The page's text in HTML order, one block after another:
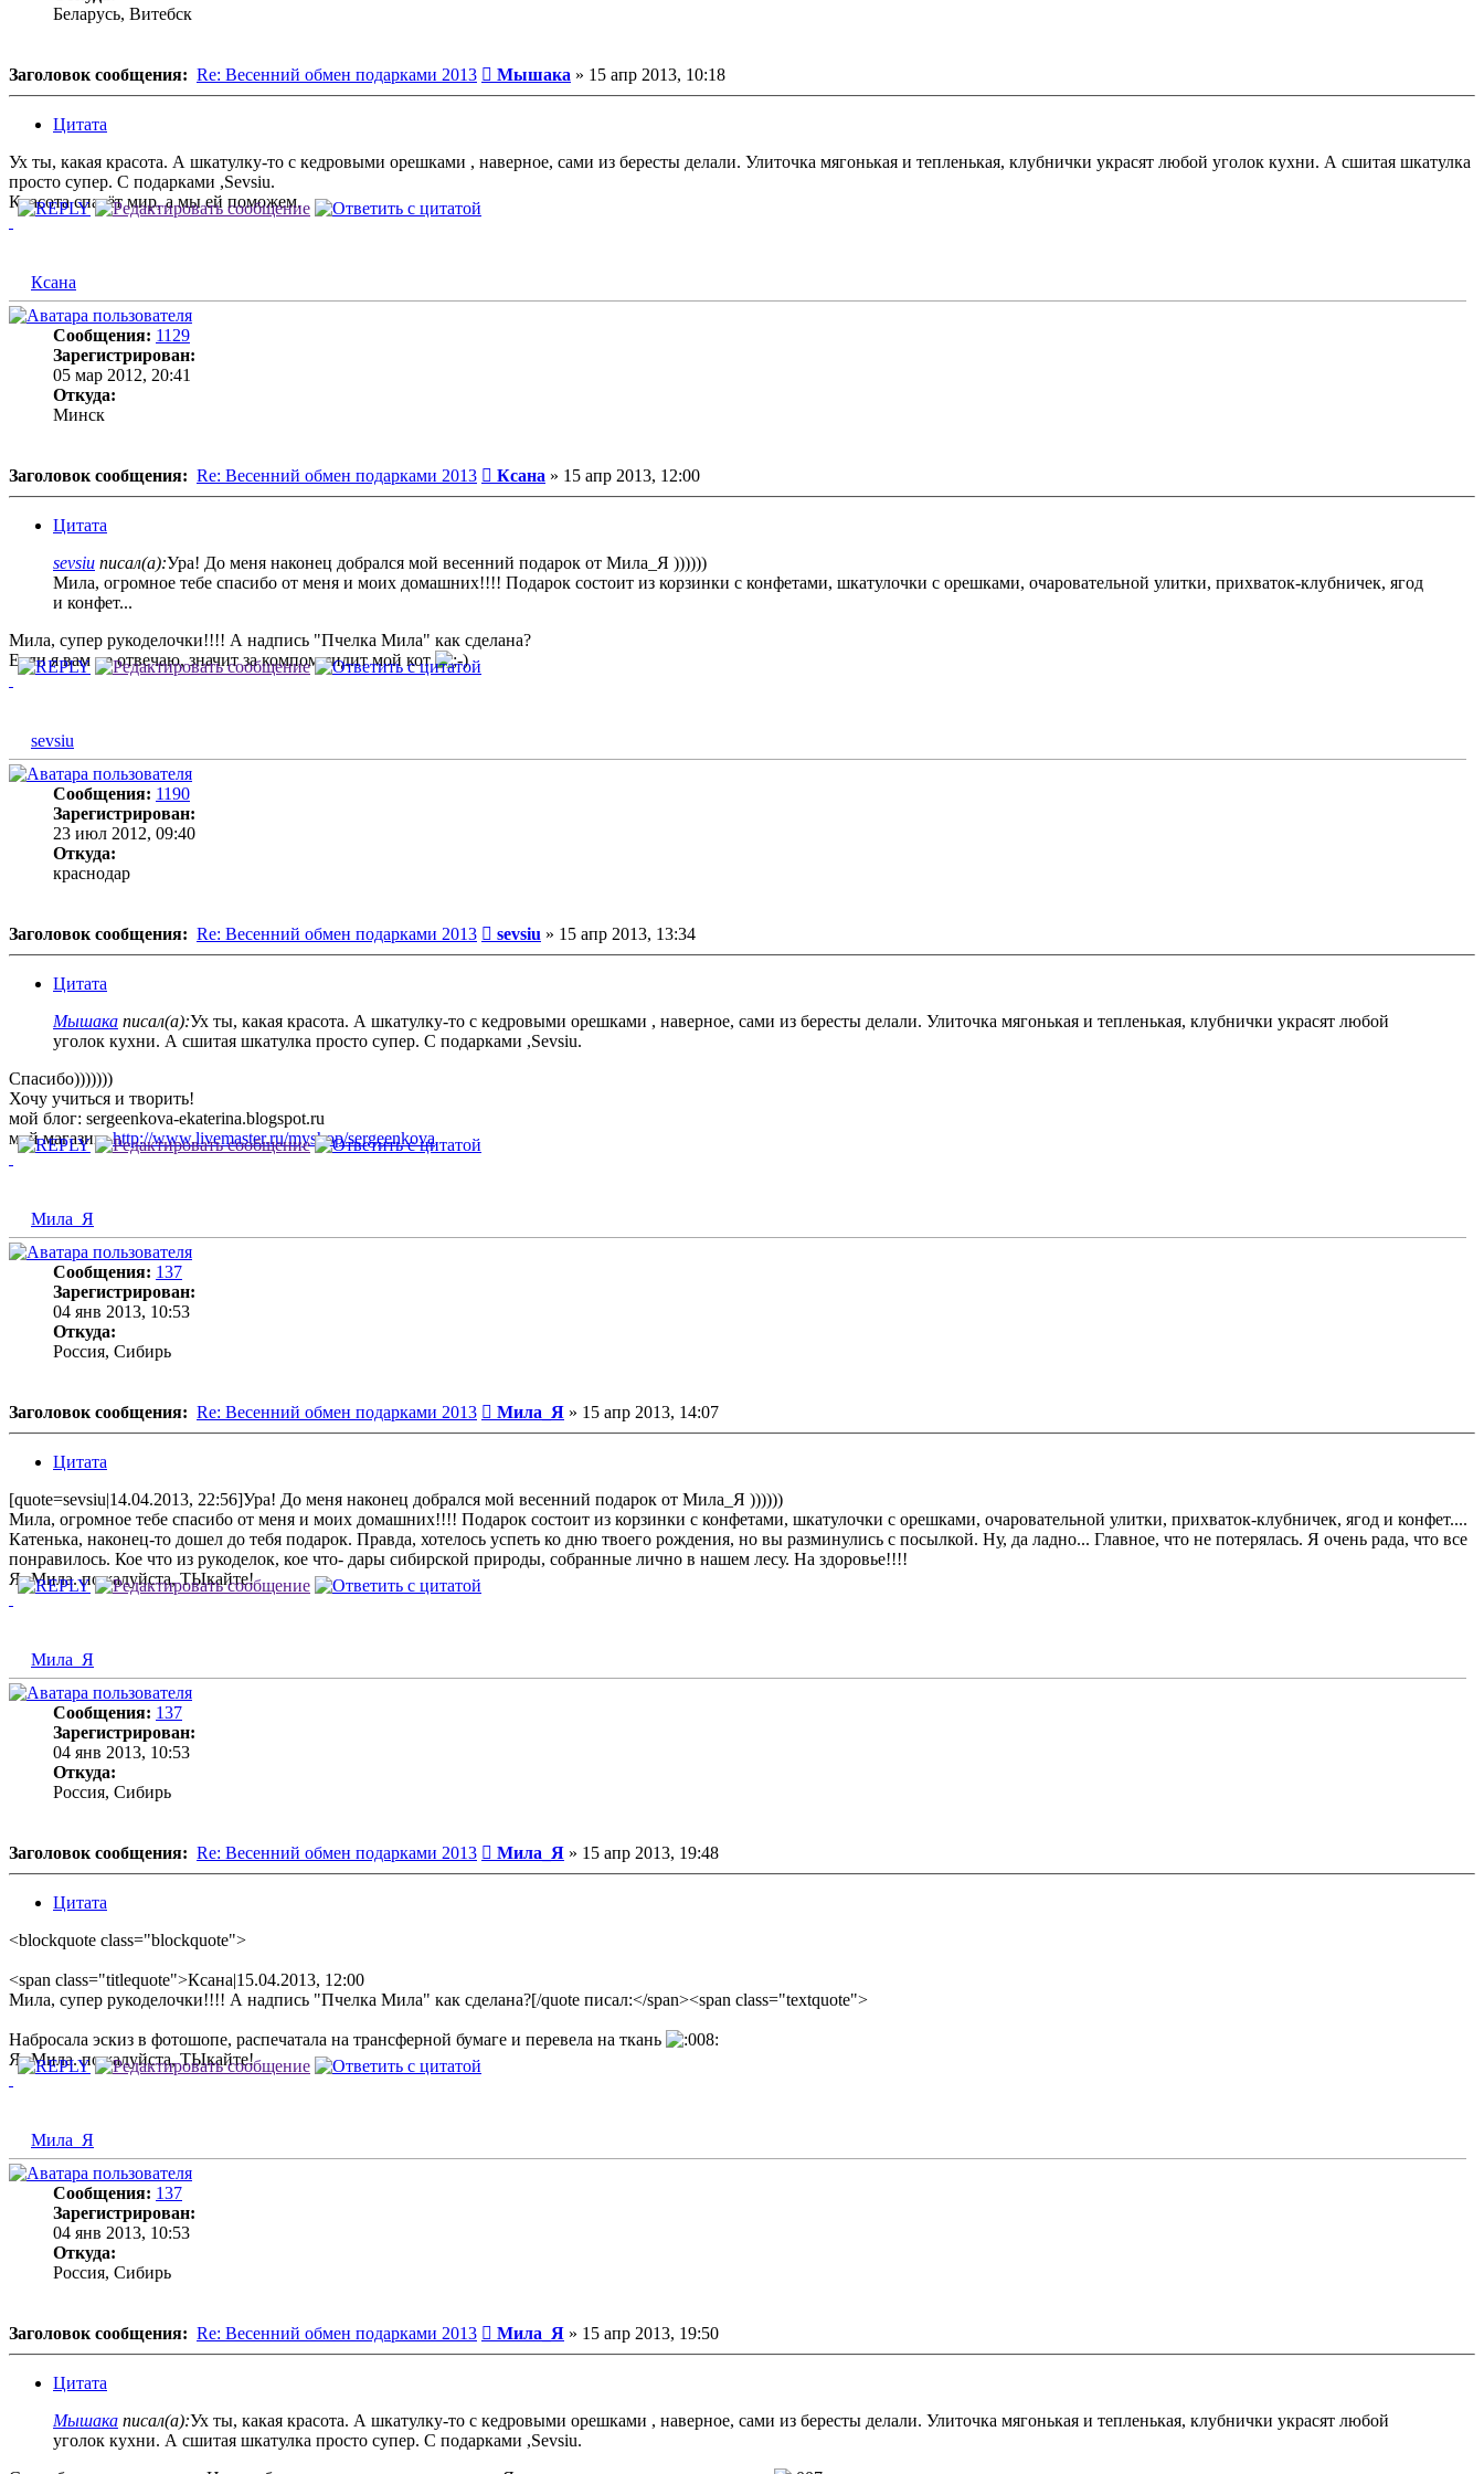
Беларусь, Витебск
Заголовок сообщения: Re: Весенний обмен подарками 2013 Сообщение
Мышака » 15 апр 2013, 10:18
Цитата
Ух ты, какая красота. А шкатулку-то с кедровыми орешками , наверное, сами из бересты делали. Улиточка мягонькая и тепленькая, клубнички украсят любой уголок кухни. А сшитая шкатулка
просто супер. С подарками ,Sevsiu.
Красота спасёт мир, а мы ей поможем.
Ксана
Сообщения: 1129
Зарегистрирован:
05 мар 2012, 20:41
Откуда:
Минск
Заголовок сообщения: Re: Весенний обмен подарками 2013 Сообщение
Ксана » 15 апр 2013, 12:00
Цитата
sevsiu писал(а):Ура! До меня наконец добрался мой весенний подарок от Мила_Я ))))))
Мила, огромное тебе спасибо от меня и моих домашних!!!! Подарок состоит из корзинки с конфетами, шкатулочки с орешками, очаровательной улитки, прихваток-клубничек, ягод
и конфет...
Мила, супер рукоделочки!!!! А надпись "Пчелка Мила" как сделана?
Если я вам не отвечаю, значит за компом сидит мой кот
sevsiu
Сообщения: 1190
Зарегистрирован:
23 июл 2012, 09:40
Откуда:
краснодар
Заголовок сообщения: Re: Весенний обмен подарками 2013 Сообщение
sevsiu » 15 апр 2013, 13:34
Цитата
Мышака писал(а):Ух ты, какая красота. А шкатулку-то с кедровыми орешками , наверное, сами из бересты делали. Улиточка мягонькая и тепленькая, клубнички украсят любой
уголок кухни. А сшитая шкатулка просто супер. С подарками ,Sevsiu.
Спасибо)))))))
Хочу учиться и творить!
мой блог: sergeenkova-ekaterina.blogspot.ru
мой магазин:http://www.livemaster.ru/myshop/sergeenkova
Мила_Я
Сообщения: 137
Зарегистрирован:
04 янв 2013, 10:53
Откуда:
Россия, Сибирь
Заголовок сообщения: Re: Весенний обмен подарками 2013 Сообщение
Мила_Я » 15 апр 2013, 14:07
Цитата
[quote=sevsiu|14.04.2013, 22:56]Ура! До меня наконец добрался мой весенний подарок от Мила_Я ))))))
Мила, огромное тебе спасибо от меня и моих домашних!!!! Подарок состоит из корзинки с конфетами, шкатулочки с орешками, очаровательной улитки, прихваток-клубничек, ягод и конфет....
Катенька, наконец-то дошел до тебя подарок. Правда, хотелось успеть ко дню твоего рождения, но вы разминулись с посылкой. Ну, да ладно... Главное, что не потерялась. Я очень рада, что все
понравилось. Кое что из рукоделок, кое что- дары сибирской природы, собранные лично в нашем лесу. На здоровье!!!!
Я- Мила. пожалуйста, ТЫкайте!
Мила_Я
Сообщения: 137
Зарегистрирован:
04 янв 2013, 10:53
Откуда:
Россия, Сибирь
Заголовок сообщения: Re: Весенний обмен подарками 2013 Сообщение
Мила_Я » 15 апр 2013, 19:48
Цитата
<blockquote class="blockquote">
<span class="titlequote">Ксана|15.04.2013, 12:00
Мила, супер рукоделочки!!!! А надпись "Пчелка Мила" как сделана?[/quote писал:</span><span class="textquote">
Набросала эскиз в фотошопе, распечатала на трансферной бумаге и перевела на ткань
Я- Мила. пожалуйста, ТЫкайте!
Мила_Я
Сообщения: 137
Зарегистрирован:
04 янв 2013, 10:53
Откуда:
Россия, Сибирь
Заголовок сообщения: Re: Весенний обмен подарками 2013 Сообщение
Мила_Я » 15 апр 2013, 19:50
Цитата
Мышака писал(а):Ух ты, какая красота. А шкатулку-то с кедровыми орешками , наверное, сами из бересты делали. Улиточка мягонькая и тепленькая, клубнички украсят любой
уголок кухни. А сшитая шкатулка просто супер. С подарками ,Sevsiu.